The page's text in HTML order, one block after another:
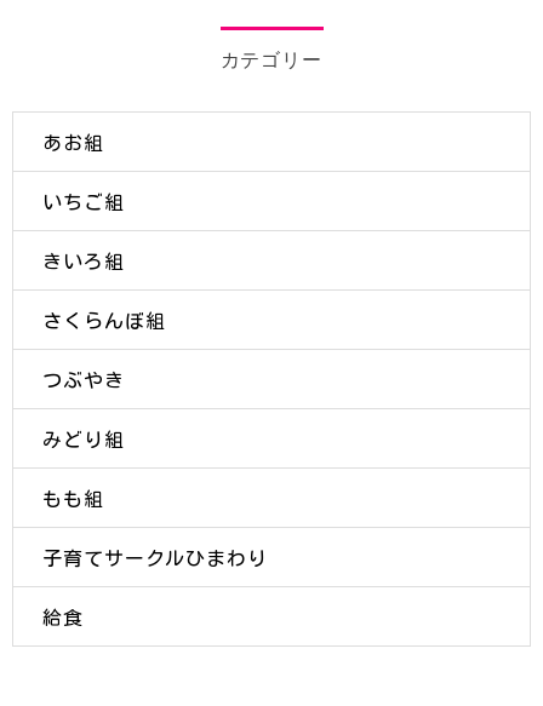
カテゴリー
あお組
いちご組
きいろ組
さくらんぼ組
つぶやき
みどり組
もも組
子育てサークルひまわり
給食